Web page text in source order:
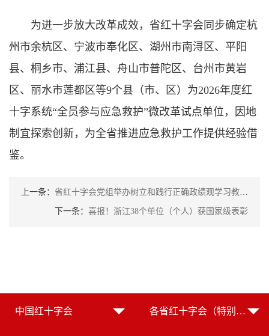
为进一步放大改革成效，省红十字会同步确定杭
州市余杭区、宁波市奉化区、湖州市南浔区、平阳
县、桐乡市、浦江县、舟山市普陀区、台州市黄岩
区、丽水市莲都区等9个县（市、区）为2026年度红
十字系统“全员参与应急救护”微改革试点单位，因地
制宜探索创新，为全省推进应急救护工作提供经验借
鉴。
上一条： 省红十字会党组举办树立和践行正确政绩观学习教育专题读书班
下一条： 喜报！浙江38个单位（个人）获国家级表彰
中国红十字会 各省红十字会（特别行政区红十字会）